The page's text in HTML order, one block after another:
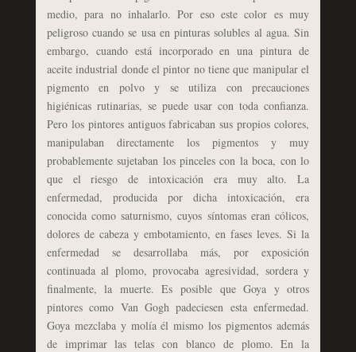
medio, para no inhalarlo. Por eso este color es muy
peligroso cuando se usa en pinturas solubles al agua. Sin
embargo, cuando está incorporado en una pintura de
aceite industrial donde el pintor no tiene que manipular el
pigmento en polvo y se utiliza con precauciones
higiénicas rutinarias, se puede usar con toda confianza.
Pero los pintores antiguos fabricaban sus propios colores,
manipulaban directamente los pigmentos y muy
probablemente sujetaban los pinceles con la boca, con lo
que el riesgo de intoxicación era muy alto. La
enfermedad, producida por dicha intoxicación, era
conocida como saturnismo, cuyos síntomas eran cólicos,
dolores de cabeza y embotamiento, en fases leves. Si la
enfermedad se desarrollaba más, por exposición
continuada al plomo, provocaba agresividad, sordera y
finalmente, la muerte. Es posible que Goya y otros
pintores como Van Gogh padeciesen esta enfermedad.
Goya mezclaba y molía él mismo los pigmentos además
de imprimar las telas con blanco de plomo. En la